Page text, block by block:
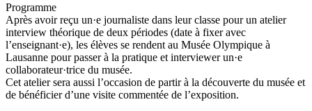
Programme
Après avoir reçu un·e journaliste dans leur classe pour un atelier
interview théorique de deux périodes (date à fixer avec
l’enseignant·e), les élèves se rendent au Musée Olympique à
Lausanne pour passer à la pratique et interviewer un·e
collaborateur·trice du musée.
Cet atelier sera aussi l’occasion de partir à la découverte du musée et
de bénéficier d’une visite commentée de l’exposition.